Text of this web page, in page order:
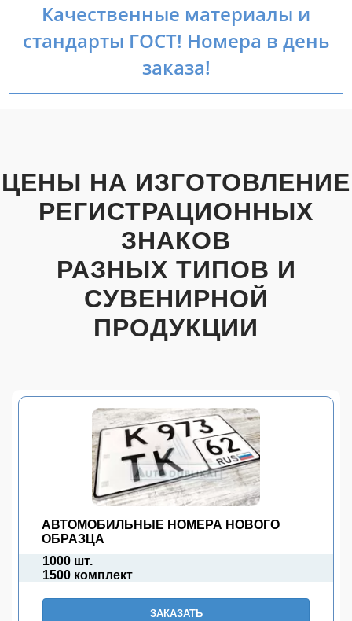
Качественные материалы и
стандарты ГОСТ! Номера в день
заказа!
ЦЕНЫ НА ИЗГОТОВЛЕНИЕ
РЕГИСТРАЦИОННЫХ
ЗНАКОВ
РАЗНЫХ ТИПОВ И
СУВЕНИРНОЙ
ПРОДУКЦИИ
АВТОМОБИЛЬНЫЕ НОМЕРА НОВОГО
ОБРАЗЦА
1000 шт.
1500 комплект
ЗАКАЗАТЬ